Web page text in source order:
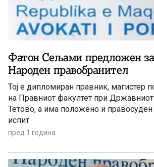
Фатон Сељами предложен
Народен правобранител
Тој е дипломиран правник, магистер
на Правниот факултет при
Тетово, а има положено и правосуден
испит
пред 1 година